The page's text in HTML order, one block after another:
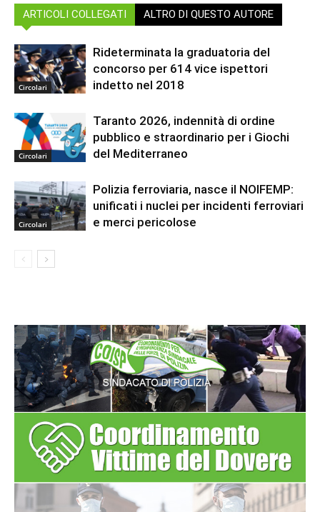
ARTICOLI COLLEGATI ALTRO DI QUESTO AUTORE
Circolari
Rideterminata la graduatoria del
concorso per 614 vice ispettori
indetto nel 2018
Circolari
Taranto 2026, indennità di ordine
pubblico e straordinario per i Giochi
del Mediterraneo
Circolari
Polizia ferroviaria, nasce il NOIFEMP:
unificati i nuclei per incidenti ferroviari
e merci pericolose